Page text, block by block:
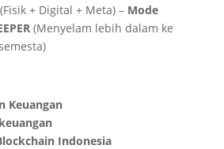
+ Digital + Meta) – Mode
(Menyelam lebih dalam ke
Keuangan
Indonesia